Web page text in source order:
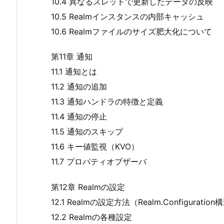
10.5 Realmインスタンスの内部キャッシュ
10.6 Realmファイルのサイズ肥大化について
第11章 通知
11.1 通知とは
11.2 通知の追加
11.3 通知ハンドラの特徴と定義
11.4 通知の停止
11.5 通知のスキップ
11.6 キー値監視（KVO）
11.7 プロパティオブザーバ
第12章 Realmの設定
12.1 Realmの設定方法（Realm.Configuration構
12.2 Realmの各種設定